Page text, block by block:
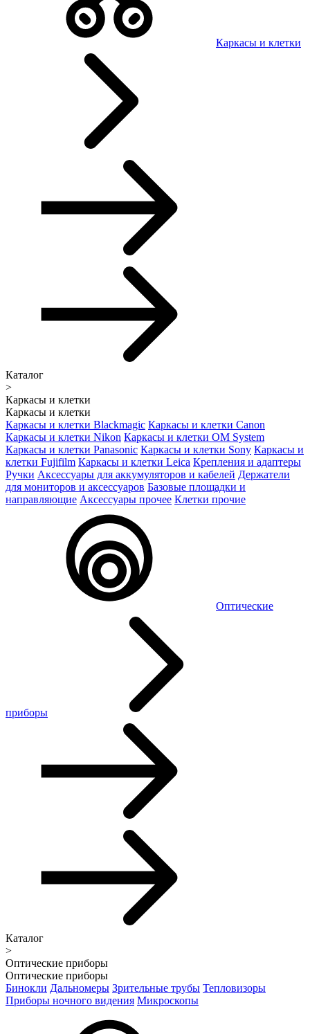
Каркасы и клетки
Каталог
>
Каркасы и клетки
Каркасы и клетки
Каркасы и клетки Blackmagic Каркасы и клетки Canon
Каркасы и клетки Nikon Каркасы и клетки OM System
Каркасы и клетки Panasonic Каркасы и клетки Sony Каркасы и
клетки Fujifilm Каркасы и клетки Leica Крепления и адаптеры
Ручки Аксессуары для аккумуляторов и кабелей Держатели
для мониторов и аксессуаров Базовые площадки и
направляющие Аксессуары прочее Клетки прочие
Оптические
приборы
Каталог
>
Оптические приборы
Оптические приборы
Бинокли Дальномеры Зрительные трубы Тепловизоры
Приборы ночного видения Микроскопы